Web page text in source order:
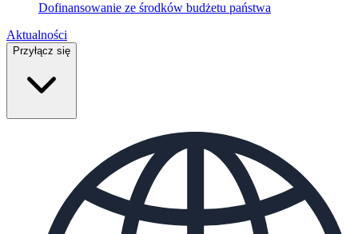
Dofinansowanie ze środków budżetu państwa
Aktualności
Przyłącz się